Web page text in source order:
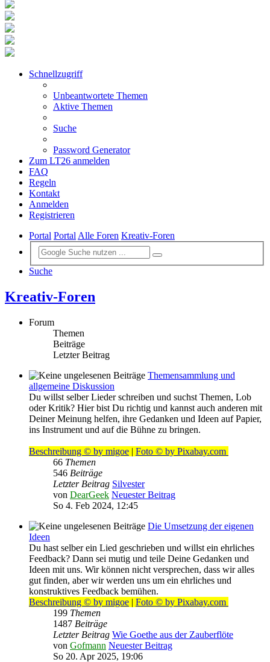
Schnellzugriff
Unbeantwortete Themen
Aktive Themen
Suche
Password Generator
Zum LT26 anmelden
FAQ
Regeln
Kontakt
Anmelden
Registrieren
Portal PortalAlle Foren Kreativ-Foren
Suche
Kreativ-Foren
Forum
Themen
Beiträge
Letzter Beitrag
Themensammlung und
allgemeine Diskussion
Du willst selber Lieder schreiben und suchst Themen, Lob
oder Kritik? Hier bist Du richtig und kannst auch anderen mit
Deiner Meinung helfen, ihre Gedanken und Ideen auf Papier,
ins Instrument und auf die Bühne zu bringen.
Beschreibung © by migoe | Foto © by Pixabay.com
66 Themen
546 Beiträge
Letzter Beitrag Silvester
von DearGeek Neuester Beitrag
So 4. Feb 2024, 12:45
Die Umsetzung der eigenen
Ideen
Du hast selber ein Lied geschrieben und willst ein ehrliches
Feedback? Dann sei mutig und teile Deine Gedanken und
Ideen mit uns. Wir können nicht versprechen, dass wir alles
gut finden, aber wir werden uns um ein ehrliches und
konstruktives Feedback bemühen.
Beschreibung © by migoe | Foto © by Pixabay.com
199 Themen
1487 Beiträge
Letzter Beitrag Wie Goethe aus der Zauberflöte
von Gofmann Neuester Beitrag
So 20. Apr 2025, 19:06